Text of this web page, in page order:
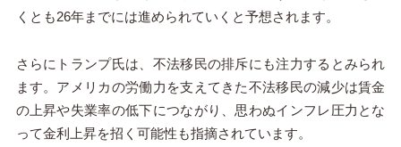
くとも26年までには進められていくと予想されます。
さらにトランプ氏は、不法移民の排斥にも注力するとみられ
ます。アメリカの労働力を支えてきた不法移民の減少は賃金
の上昇や失業率の低下につながり、思わぬインフレ圧力とな
って金利上昇を招く可能性も指摘されています。